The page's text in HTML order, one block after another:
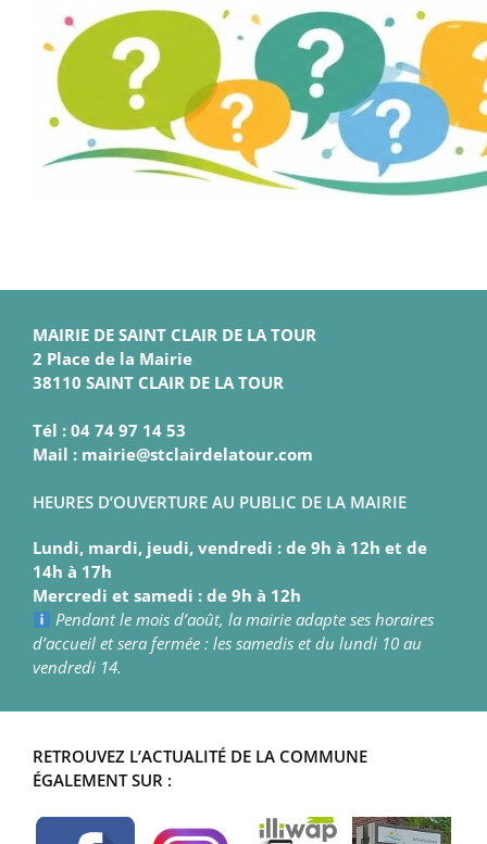
MAIRIE DE SAINT CLAIR DE LA TOUR
2 Place de la Mairie
38110 SAINT CLAIR DE LA TOUR
Tél : 04 74 97 14 53
Mail : mairie@stclairdelatour.com
HEURES D’OUVERTURE AU PUBLIC DE LA MAIRIE
Lundi, mardi, jeudi, vendredi : de 9h à 12h et de
14h à 17h
Mercredi et samedi : de 9h à 12h
Pendant le mois d’août, la mairie adapte ses horaires
d’accueil et sera fermée : les samedis et du lundi 10 au
vendredi 14.
RETROUVEZ L’ACTUALITÉ DE LA COMMUNE
ÉGALEMENT SUR :